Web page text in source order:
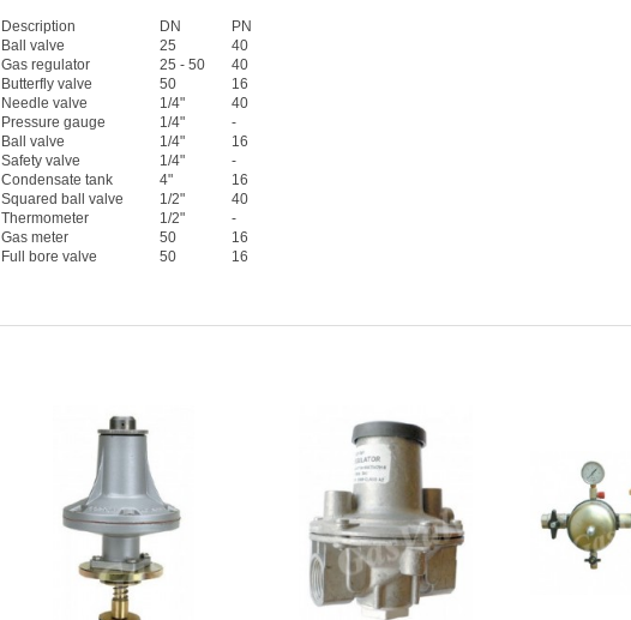
Description DN
PN
Ball valve 25
40
Gas regulator 25 - 50
40
Butterfly valve 50
16
Needle valve 1/4"
40
Pressure gauge 1/4"
-
Ball valve 1/4"
16
Safety valve 1/4"
-
Condensate tank 4"
16
Squared ball valve 1/2"
40
Thermometer 1/2"
-
Gas meter 50
16
Full bore valve 50 16